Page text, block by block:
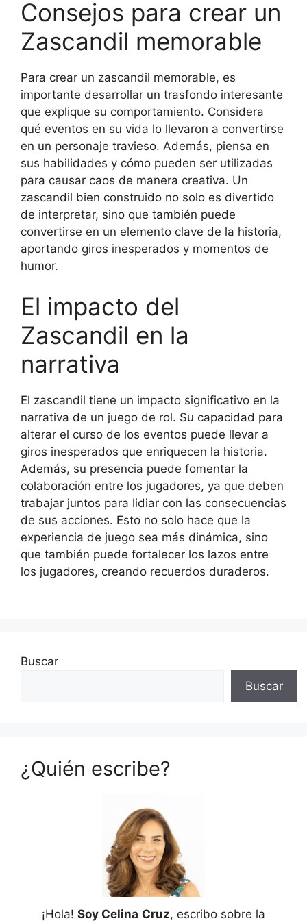
Consejos para crear un
Zascandil memorable
Para crear un zascandil memorable, es
importante desarrollar un trasfondo interesante
que explique su comportamiento. Considera
qué eventos en su vida lo llevaron a convertirse
en un personaje travieso. Además, piensa en
sus habilidades y cómo pueden ser utilizadas
para causar caos de manera creativa. Un
zascandil bien construido no solo es divertido
de interpretar, sino que también puede
convertirse en un elemento clave de la historia,
aportando giros inesperados y momentos de
humor.
El impacto del
Zascandil en la
narrativa
El zascandil tiene un impacto significativo en la
narrativa de un juego de rol. Su capacidad para
alterar el curso de los eventos puede llevar a
giros inesperados que enriquecen la historia.
Además, su presencia puede fomentar la
colaboración entre los jugadores, ya que deben
trabajar juntos para lidiar con las consecuencias
de sus acciones. Esto no solo hace que la
experiencia de juego sea más dinámica, sino
que también puede fortalecer los lazos entre
los jugadores, creando recuerdos duraderos.
Buscar
Buscar
¿Quién escribe?
¡Hola! Soy Celina Cruz, escribo sobre la